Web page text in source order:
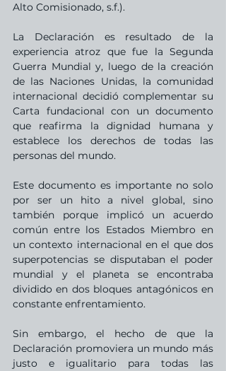
Alto Comisionado, s.f.).
La Declaración es resultado de la
experiencia atroz que fue la Segunda
Guerra Mundial y, luego de la creación
de las Naciones Unidas, la comunidad
internacional decidió complementar su
Carta fundacional con un documento
que reafirma la dignidad humana y
establece los derechos de todas las
personas del mundo.
Este documento es importante no solo
por ser un hito a nivel global, sino
también porque implicó un acuerdo
común entre los Estados Miembro en
un contexto internacional en el que dos
superpotencias se disputaban el poder
mundial y el planeta se encontraba
dividido en dos bloques antagónicos en
constante enfrentamiento.
Sin embargo, el hecho de que la
Declaración promoviera un mundo más
justo e igualitario para todas las